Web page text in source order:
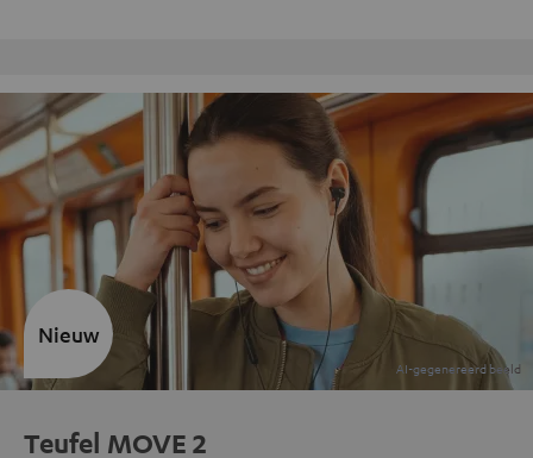
Teufel MOVE 2
Nieuw